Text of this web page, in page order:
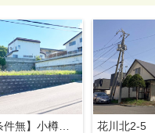
【建築条件無】小樽市桂岡町 更地土地
花川北2-5